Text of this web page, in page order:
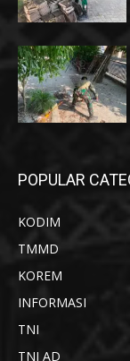
POPULAR
KODIM
TMMD
KOREM
INFORMASI
TNI
TNI AD